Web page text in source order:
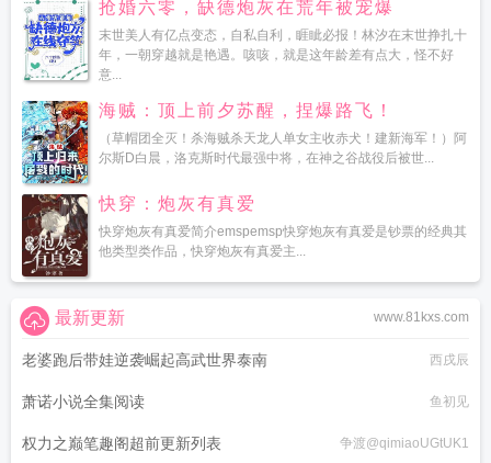
抢婚六零，缺德炮灰在荒年被宠爆
末世美人有亿点变态，自私自利，睚眦必报！林汐在末世挣扎十
年，一朝穿越就是艳遇。咳咳，就是这年龄差有点大，怪不好
意...
海贼：顶上前夕苏醒，捏爆路飞！
（草帽团全灭！杀海贼杀天龙人单女主收赤犬！建新海军！）阿
尔斯D白晨，洛克斯时代最强中将，在神之谷战役后被世...
快穿：炮灰有真爱
快穿炮灰有真爱简介emspemsp快穿炮灰有真爱是钞票的经典其
他类型类作品，快穿炮灰有真爱主...
www.81kxs.com
最新更新
老婆跑后带娃逆袭崛起高武世界泰南 西戌辰
萧诺小说全集阅读 鱼初见
权力之巅笔趣阁超前更新列表 争渡@qimiaoUGtUK1